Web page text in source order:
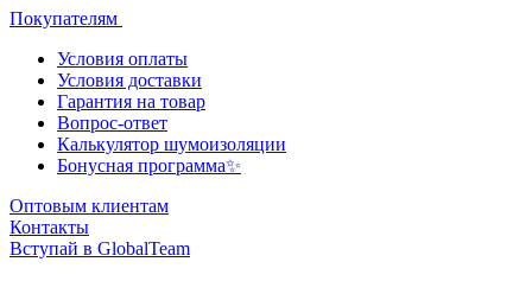
Покупателям
Условия оплаты
Условия доставки
Гарантия на товар
Вопрос-ответ
Калькулятор шумоизоляции
Бонусная программа✨
Оптовым клиентам
Контакты
Вступай в GlobalTeam